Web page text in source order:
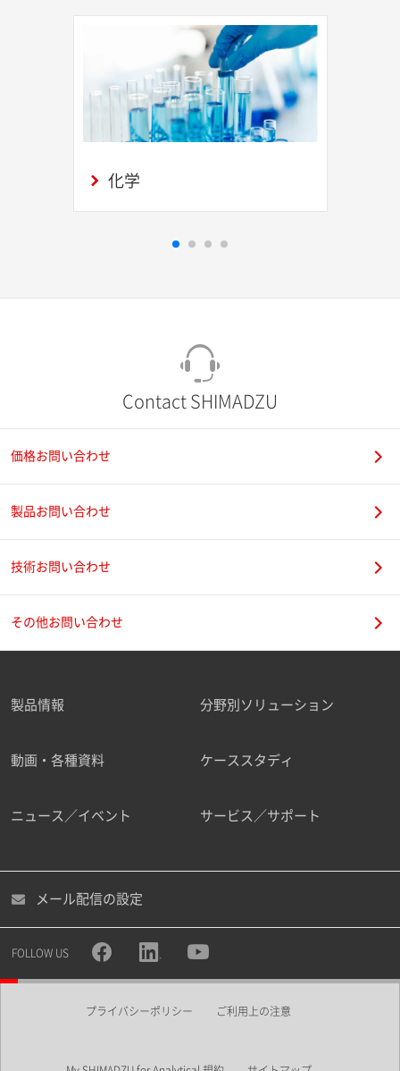
化学
Contact SHIMADZU
価格お問い合わせ
製品お問い合わせ
技術お問い合わせ
その他お問い合わせ
製品情報 分野別ソリューション
動画・各種資料 ケーススタディ
ニュース／イベント サービス／サポート
メール配信の設定
FOLLOW US
プライバシーポリシー ご利用上の注意